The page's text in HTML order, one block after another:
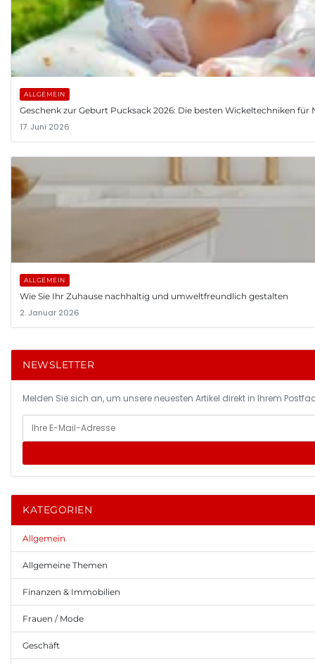
ALLGEMEIN
Geschenk zur Geburt Pucksack 2026: Die besten Wickeltechniken für
17. Juni 2026
ALLGEMEIN
Wie Sie Ihr Zuhause nachhaltig und umweltfreundlich gestalten
2. Januar 2026
NEWSLETTER
Melden Sie sich an, um unsere neuesten Artikel direkt in Ihrem
KATEGORIEN
Allgemein
Allgemeine Themen
Finanzen & Immobilien
Frauen / Mode
Geschäft